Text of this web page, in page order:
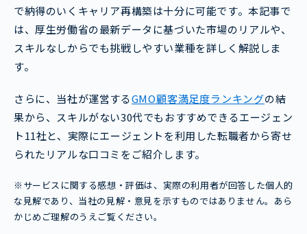
で納得のいくキャリア再構築は十分に可能です。本記事で
は、厚生労働省の最新データに基づいた市場のリアルや、
スキルなしからでも挑戦しやすい業種を詳しく解説しま
す。
さらに、当社が運営するGMO顧客満足度ランキングの結
果から、スキルがない30代でもおすすめできるエージェン
ト11社と、実際にエージェントを利用した転職者から寄せ
られたリアルな口コミをご紹介します。
※サービスに関する感想・評価は、実際の利用者が回答した個人的
な見解であり、当社の見解・意見を示すものではありません。あら
かじめご理解のうえご覧ください。